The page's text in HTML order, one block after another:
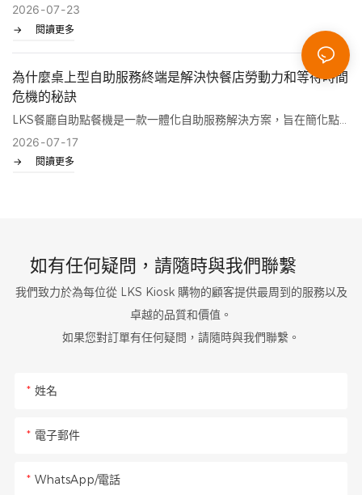
級、支援生物辨識的終端，旨在簡化旅客處理流程，同時提升機場
安全。
量大的場所，每一吋空間都至關重要。傳統的笨重ATM機往往面臨
兩難的情況：它們提供必要的服務並促進現金消費，但同時也佔用
寶貴的房地產空間，破壞現代室內設計。
隆重介紹LEAN Slim 直立式 ATM——一款高安全性、超緊湊型現金
終端，專為在極小的空間內提供全方位的金融功能而設計。
這就是為什麼部署商、銀行和商業房地產管理公司紛紛轉向使用超
2026 07 23
閱讀更多
為什麼桌上型自助服務終端是解決快餐店勞動力和等待時間
危機的秘訣
LKS餐廳自助點餐機是一款一體化自助服務解決方案，旨在簡化點
餐和支付流程。它配備高清觸控螢幕、整合收據印表機、二維碼掃
描器、NFC/刷卡支付終端以及可自訂軟體，在提升顧客體驗的同
2026 07 17
閱讀更多
如有任何疑問，請隨時與我們聯繫
我們致力於為每位從 LKS Kiosk 購物的顧客提供最周到的服務以及
卓越的品質和價值。
如果您對訂單有任何疑問，請隨時與我們聯繫。
姓名
電子郵件
WhatsApp/電話